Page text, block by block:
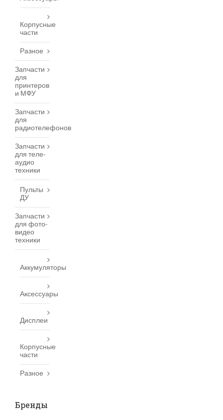
Корпусные
части
Разное
Запчасти
для
принтеров
и МФУ
Запчасти
для
радиотелефонов
Запчасти
для теле-
аудио
техники
Пульты
ДУ
Запчасти
для фото-
видео
техники
Аккумуляторы
Аксессуары
Дисплеи
Корпусные
части
Разное
Бренды